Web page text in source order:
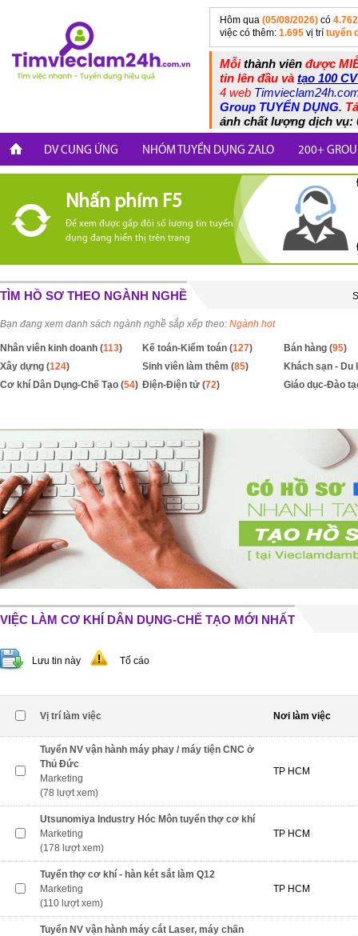
Hôm qua (05/08/2026) có 4.762
việc có thêm: 1.695 vị trí tuyển
Mỗithành viên được
tin lên đầu và tạo 100
4 web
Group TUYỂN DỤNG.
ánh chất lượng dịch vụ:
DV CUNG ỨNG NHÓM TUYỂN DỤNG ZALO 200+
Nhấn phím F5
Để xem được gấp đôi số lượng tin tuyển
dụng đang hiển thị trên trang
TÌM HỒ SƠ THEO NGÀNH NGHỀ
Bạn đang xem danh sách ngành nghề sắp xếp theo: Ngành hot
Nhân viên kinh doanh (113) Kế toán-Kiểm toán (127) Bán hàng (95)
Xây dựng (124) Sinh viên làm thêm (85)
Khách sạn - Du
Cơ khí Dân Dụng-Chế Tạo (54) Điện-Điện tử (72) Giáo dục-Đào
VIỆC LÀM CƠ KHÍ DÂN DỤNG-CHẾ TẠO MỚI NHẤT
Lưu tin này Tố cáo
Vị trí làm việc Nơi làm việc
Tuyển NV vận hành máy phay / máy tiện CNC ở
Thủ Đức
Marketing
(78 lượt xem)
TP HCM
Utsunomiya Industry Hóc Môn tuyển thợ cơ khí
Marketing
(178 lượt xem)
TP HCM
Tuyển thợ cơ khí - hàn két sắt làm Q12
Marketing
(110 lượt xem)
TP HCM
Tuyển NV vận hành máy cắt Laser, máy chấn